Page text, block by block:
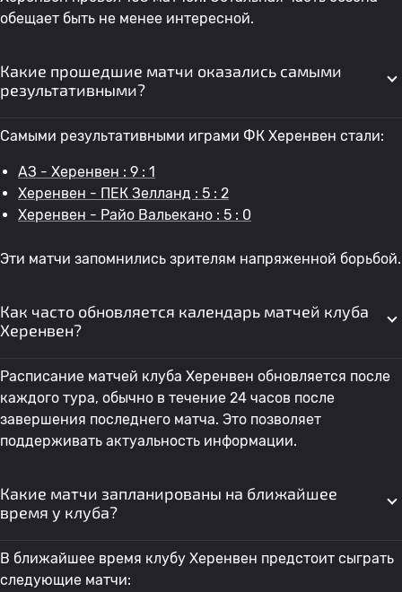
обещает быть не менее интересной.
Какие прошедшие матчи оказались самыми
результативными?
Самыми результативными играми ФК Херенвен стали:
АЗ - Херенвен : 9 : 1
Херенвен - ПЕК Зелланд : 5 : 2
Херенвен - Райо Вальекано : 5 : 0
Эти матчи запомнились зрителям напряженной борьбой.
Как часто обновляется календарь матчей клуба
Херенвен?
Расписание матчей клуба Херенвен обновляется после
каждого тура, обычно в течение 24 часов после
завершения последнего матча. Это позволяет
поддерживать актуальность информации.
Какие матчи запланированы на ближайшее
время у клуба?
В ближайшее время клубу Херенвен предстоит сыграть
следующие матчи: